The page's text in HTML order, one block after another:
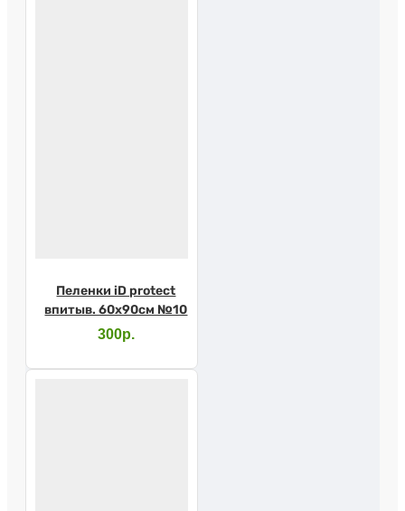
Пеленки iD protect
впитыв. 60х90см №10
300р.